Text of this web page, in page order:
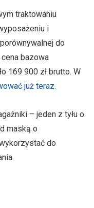
traktowaniu
i
do
bazowa
169 900 zł brutto. W
już teraz.
– jeden z tyłu o
maską o
do